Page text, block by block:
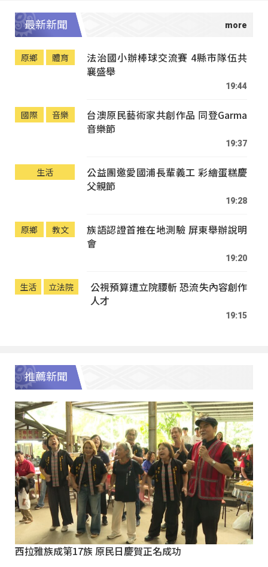
最新新聞
原鄉 體育
法治國小辦棒球交流賽 4縣市隊伍共
襄盛舉
19:44
國際 音樂
台澳原民藝術家共創作品 同登Garma
音樂節
19:37
生活
公益團邀愛國浦長輩義工 彩繪蛋糕慶
父親節
19:28
原鄉 教文
族語認證首推在地測驗 屏東舉辦說明
會
19:20
生活 立法院
公視預算遭立院腰斬 恐流失內容創作
人才
19:15
推薦新聞
西拉雅族成第17族 原民日慶賀正名成功